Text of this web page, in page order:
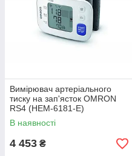
Вимірювач артеріального
тиску на зап'ясток OMRON
RS4 (НЕМ-6181-E)
В наявності
4 453 ₴